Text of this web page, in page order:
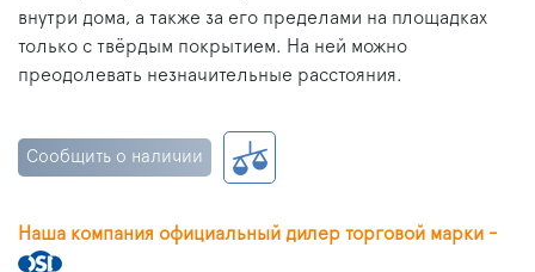
внутри дома, а также за его пределами на площадках
только с твёрдым покрытием. На ней можно
преодолевать незначительные расстояния.
Сообщить о наличии
Наша компания официальный дилер торговой марки -